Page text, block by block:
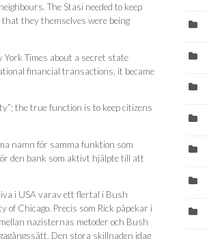
The Stasi needed to keep
they themselves were being
Times about a secret state
financial transactions, it became
the true function is to keep citizens
namn för samma funktion som
den bank som aktivt hjälpte till att
i USA varav ett flertal i Bush
Chicago. Precis som Rick påpekar i
nazisternas metoder och Bush
Den stora skillnaden idag